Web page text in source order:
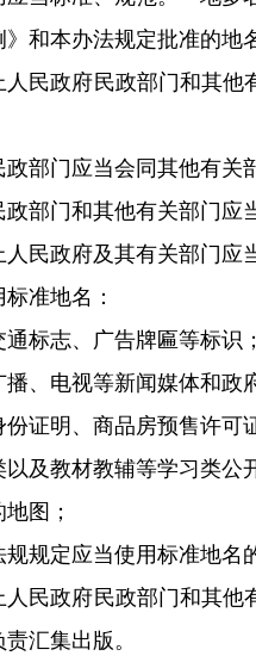
本办法规定批准的地
人民政府民政部门和其他
门应当会同其他有关
门和其他有关部门应
人民政府及其有关部门应
准地名：
标志、广告牌匾等标识
电视等新闻媒体和政
明、商品房预售许可
及教材教辅等学习类公
图；
规定应当使用标准地名
人民政府民政部门和其他
汇集出版。